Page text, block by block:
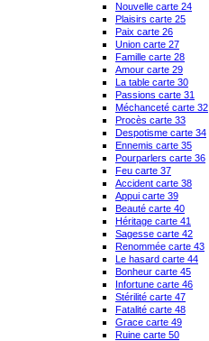
Nouvelle carte 24
Plaisirs carte 25
Paix carte 26
Union carte 27
Famille carte 28
Amour carte 29
La table carte 30
Passions carte 31
Méchanceté carte 32
Procès carte 33
Despotisme carte 34
Ennemis carte 35
Pourparlers carte 36
Feu carte 37
Accident carte 38
Appui carte 39
Beauté carte 40
Héritage carte 41
Sagesse carte 42
Renommée carte 43
Le hasard carte 44
Bonheur carte 45
Infortune carte 46
Stérilité carte 47
Fatalité carte 48
Grace carte 49
Ruine carte 50